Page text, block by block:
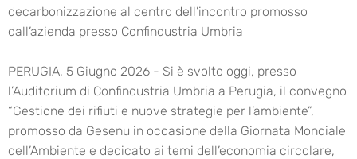
decarbonizzazione al centro dell’incontro promosso
dall’azienda presso Confindustria Umbria
PERUGIA, 5 Giugno 2026 - Si è svolto oggi, presso
l’Auditorium di Confindustria Umbria a Perugia, il convegno
“Gestione dei rifiuti e nuove strategie per l’ambiente”,
promosso da Gesenu in occasione della Giornata Mondiale
dell’Ambiente e dedicato ai temi dell’economia circolare,